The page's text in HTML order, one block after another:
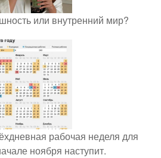
или внутренний мир?
рабочая неделя для
ноября наступит.